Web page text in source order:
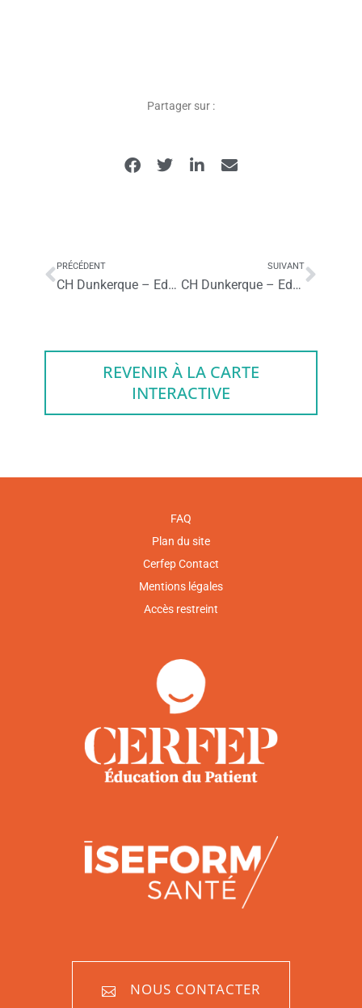
Partager sur :
PRÉCÉDENT
CH Dunkerque – Education thérapeutique du patient ayant une sclérose en plaques : programme ED’SEP
SUIVANT
CH Dunkerque – Education thérapeutique du patient diabétique en insulinothérapie fonctionnelle
REVENIR À LA CARTE
INTERACTIVE
FAQ
Plan du site
Cerfep Contact
Mentions légales
Accès restreint
NOUS CONTACTER